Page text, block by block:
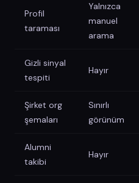
Profil
taraması
Yalnızca
manuel
arama
Gizli sinyal
tespiti
Hayır
Şirket org
şemaları
Sınırlı
görünüm
Alumni
takibi
Hayır